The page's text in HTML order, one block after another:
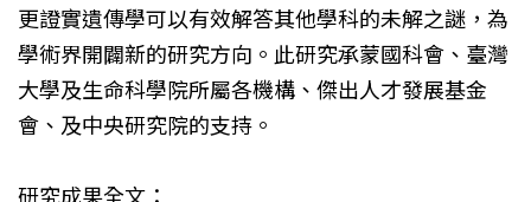
更證實遺傳學可以有效解答其他學科的未解之謎，為
學術界開闢新的研究方向。此研究承蒙國科會、臺灣
大學及生命科學院所屬各機構、傑出人才發展基金
會、及中央研究院的支持。
研究成果全文：